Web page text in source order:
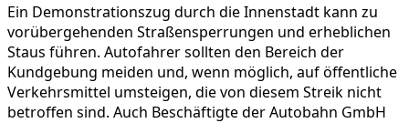
Ein Demonstrationszug durch die Innenstadt kann zu
vorübergehenden Straßensperrungen und erheblichen
Staus führen. Autofahrer sollten den Bereich der
Kundgebung meiden und, wenn möglich, auf öffentliche
Verkehrsmittel umsteigen, die von diesem Streik nicht
betroffen sind. Auch Beschäftigte der Autobahn GmbH